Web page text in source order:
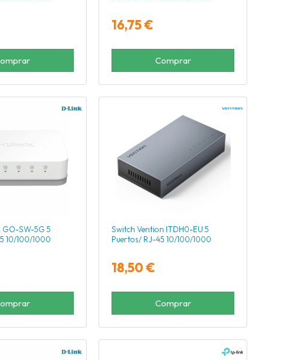
16,75 €
Comprar
SW-5G 5
10/100/1000
Switch Vention ITDH0-EU 5
Puertos/ RJ-45 10/100/1000
18,50 €
Comprar